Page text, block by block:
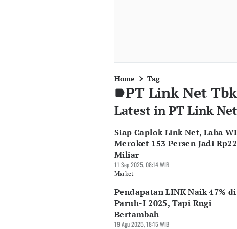
Home Tag
PT Link Net Tbk
Latest in PT Link
Siap Caplok Link Net, Laba
Meroket 153 Persen Jadi
Miliar
11 Sep 2025, 08:14 WIB
Market
Pendapatan LINK Naik 47% di
Paruh-I 2025, Tapi Rugi
Bertambah
19 Agu 2025, 18:15 WIB